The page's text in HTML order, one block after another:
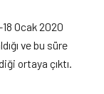
Ocak 2020
ve bu süre
ortaya çıktı.